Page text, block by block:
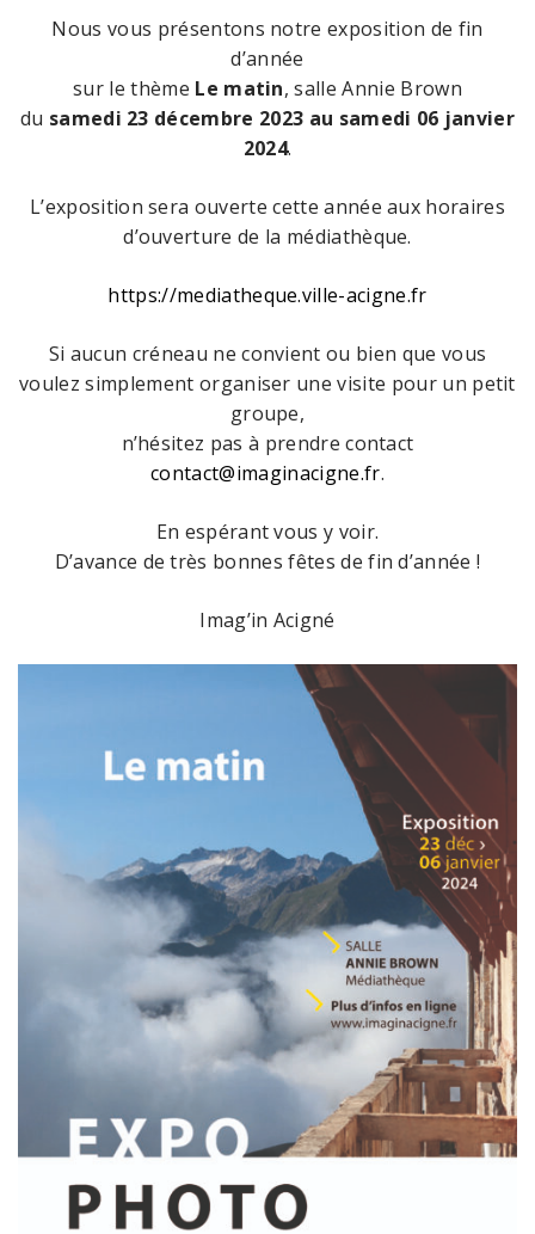
Nous vous présentons notre exposition de fin
d’année
sur le thème Le matin, salle Annie Brown
du samedi 23 décembre 2023 au samedi 06 janvier
2024.
L’exposition sera ouverte cette année aux horaires
d’ouverture de la médiathèque.
https://mediatheque.ville-acigne.fr
Si aucun créneau ne convient ou bien que vous
voulez simplement organiser une visite pour un petit
groupe,
n’hésitez pas à prendre contact
contact@imaginacigne.fr.
En espérant vous y voir.
D’avance de très bonnes fêtes de fin d’année !
Imag’in Acigné